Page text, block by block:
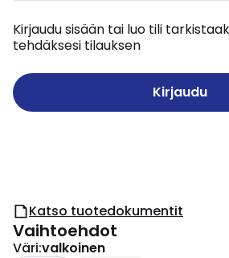
Kirjaudu sisään tai luo tili
tehdäksesi tilauksen
Kirjaudu
Katso tuotedokumentit
Vaihtoehdot
Väri:valkoinen